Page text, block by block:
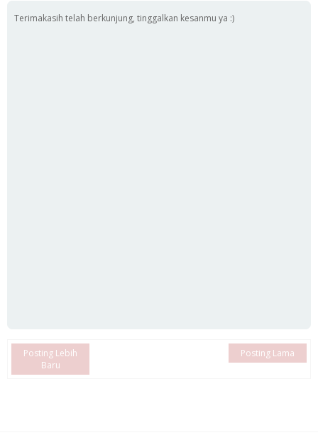
Terimakasih telah berkunjung, tinggalkan kesanmu ya :)
Posting Lebih
Baru
Posting Lama